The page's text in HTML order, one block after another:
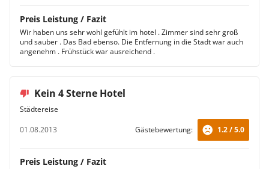
Preis Leistung / Fazit
Wir haben uns sehr wohl gefühlt im hotel . Zimmer sind sehr groß
und sauber . Das Bad ebenso. Die Entfernung in die Stadt war auch
angenehm . Frühstück war ausreichend .
Kein 4 Sterne Hotel
Städtereise
01.08.2013
Gästebewertung: 1.2 / 5.0
Preis Leistung / Fazit